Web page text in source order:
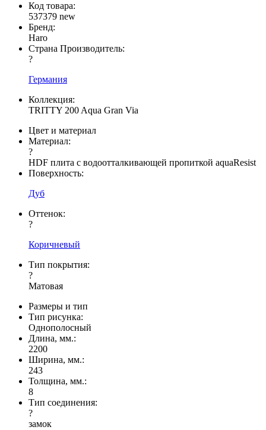
Код товара:
537379 new
Бренд:
Haro
Страна Производитель:
?
Германия
Коллекция:
TRITTY 200 Aqua Gran Via
Цвет и материал
Материал:
?
HDF плита с водоотталкивающей пропиткой aquaResist
Поверхность:
Дуб
Оттенок:
?
Коричневый
Тип покрытия:
?
Матовая
Размеры и тип
Тип рисунка:
Однополосный
Длина, мм.:
2200
Ширина, мм.:
243
Толщина, мм.:
8
Тип соединения:
?
замок